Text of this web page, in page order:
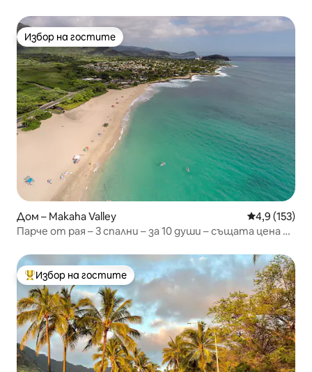
Избор на гостите
Избор на гостите
Дом – Makaha Valley Средна
4,9 (153)
Парче от рая – 3 спални – за 10 души – същата цена за
Най-популярен избор на гостите
Избор на гостите